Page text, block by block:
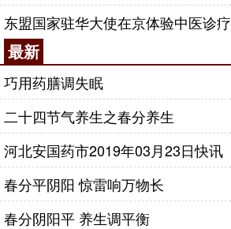
东盟国家驻华大使在京体验中医诊疗
最新
巧用药膳调失眠
二十四节气养生之春分养生
河北安国药市2019年03月23日快讯
春分平阴阳 惊雷响万物长
春分阴阳平 养生调平衡